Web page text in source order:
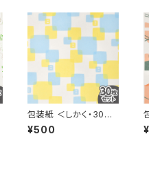
包装紙 ＜しかく・30枚
セット＞
¥500